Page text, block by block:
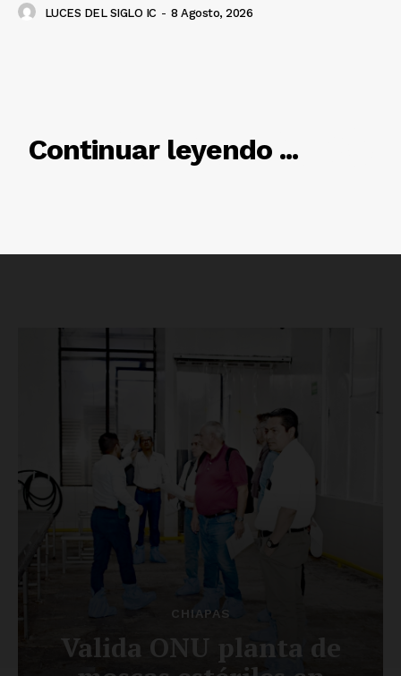
Luces
Del Siglo
LUCES DEL SIGLO IC - 8 Agosto, 2026
Continuar leyendo ...
RELACIONADO